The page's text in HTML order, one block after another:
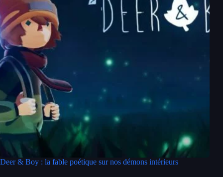
Deer & Boy : la fable poétique sur nos démons intérieurs